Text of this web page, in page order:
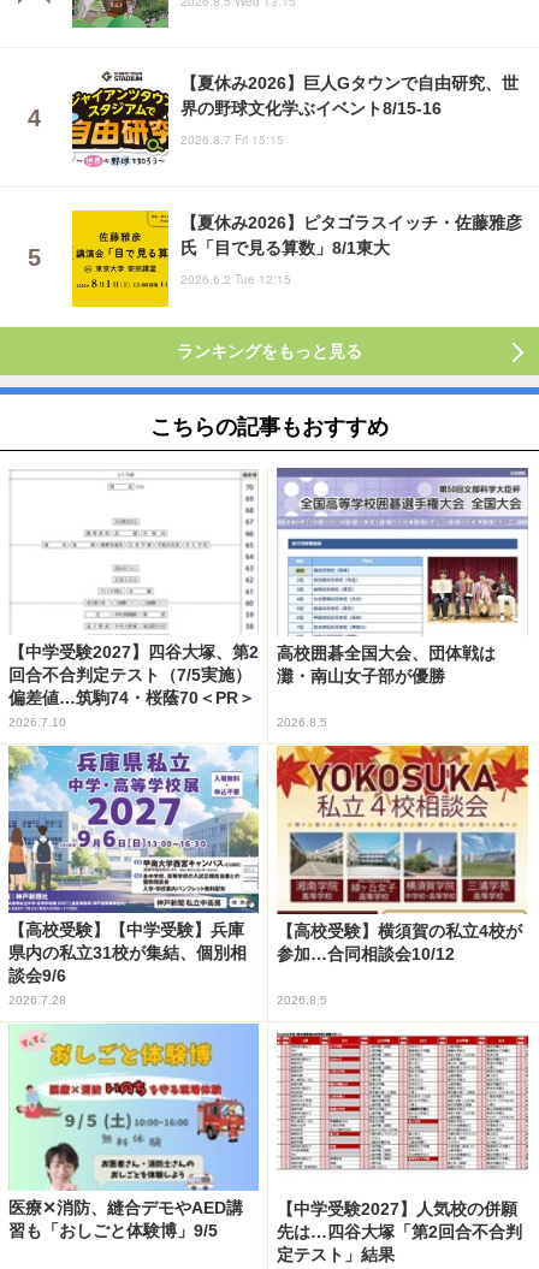
【夏休み2026】巨人Gタウンで自由研究、世
界の野球文化学ぶイベント8/15-16
2026.8.7 Fri 15:15
【夏休み2026】ピタゴラスイッチ・佐藤雅彦
氏「目で見る算数」8/1東大
2026.6.2 Tue 12:15
ランキングをもっと見る
こちらの記事もおすすめ
【中学受験2027】四谷大塚、第2
回合不合判定テスト（7/5実施）
偏差値…筑駒74・桜蔭70＜PR＞
2026.7.10
高校囲碁全国大会、団体戦は
灘・南山女子部が優勝
2026.8.5
【高校受験】【中学受験】兵庫
県内の私立31校が集結、個別相
談会9/6
2026.7.28
【高校受験】横須賀の私立4校が
参加…合同相談会10/12
2026.8.5
医療✕消防、縫合デモやAED講
習も「おしごと体験博」9/5
【中学受験2027】人気校の併願
先は…四谷大塚「第2回合不合判
定テスト」結果